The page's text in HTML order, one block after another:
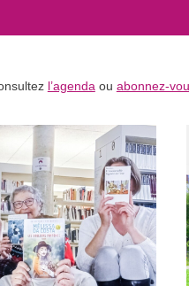
l’agenda ou abonnez-